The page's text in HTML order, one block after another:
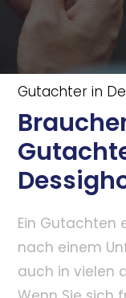
Gutachter in
Ein Gutachten
nach einem
auch in vielen